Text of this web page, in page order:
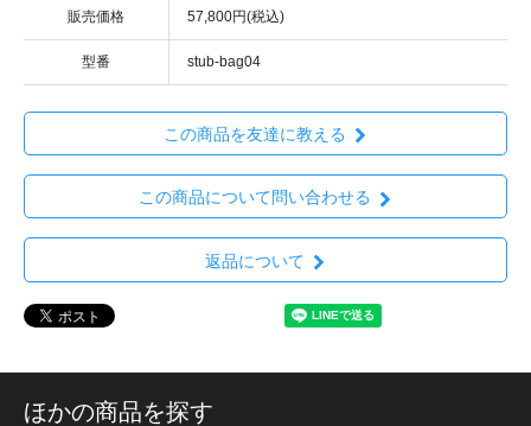
販売価格 57,800円(税込)
型番 stub-bag04
この商品を友達に教える
この商品について問い合わせる
返品について
ほかの商品を探す